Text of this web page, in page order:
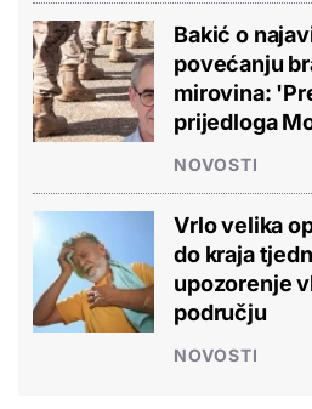
Bakić o
povećanju
mirovina:
prijedloga
NOVOSTI
Vrlo velika
do kraja
upozorenje
području
NOVOSTI